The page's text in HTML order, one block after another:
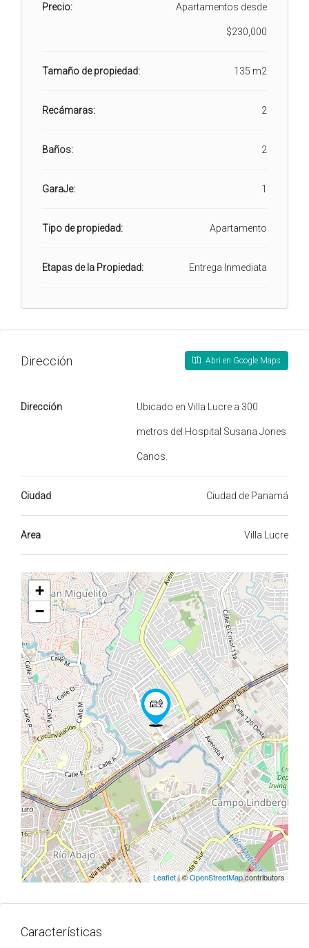
Precio: Apartamentos desde
$230,000
Tamaño de propiedad: 135 m2
Recámaras: 2
Baños: 2
GaraJe: 1
Tipo de propiedad: Apartamento
Etapas de la Propiedad: Entrega Inmediata
Dirección Abri en Google Maps
Dirección Ubicado en Villa Lucre a 300
metros del Hospital Susana Jones
Canos.
Ciudad Ciudad de Panamá
Area Villa Lucre
+
−
Leaflet| ©OpenStreetMapcontributors
Características